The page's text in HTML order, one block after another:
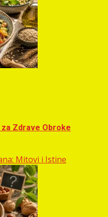
Zdrave Obroke
Mitovi i Istine